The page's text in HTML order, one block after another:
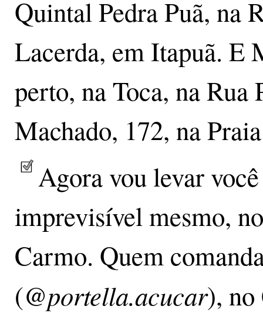
Quintal Pedra Puã, na
Lacerda, em Itapuã. E
perto, na Toca, na
Machado, 172, na
Agora vou levar
imprevisível mesmo,
Carmo. Quem
(@portella.acucar), no